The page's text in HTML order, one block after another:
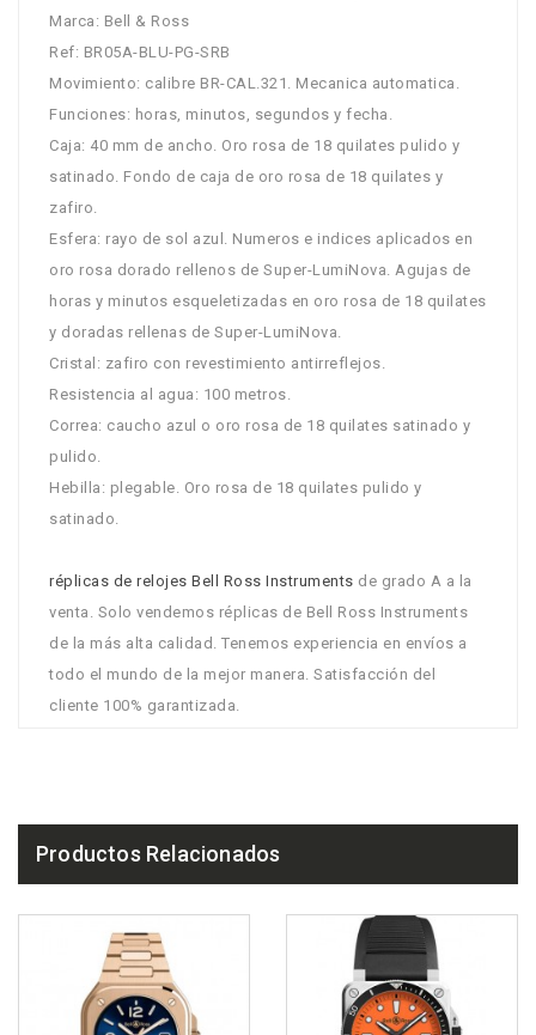
Marca: Bell & Ross
Ref: BR05A-BLU-PG-SRB
Movimiento: calibre BR-CAL.321. Mecanica automatica.
Funciones: horas, minutos, segundos y fecha.
Caja: 40 mm de ancho. Oro rosa de 18 quilates pulido y
satinado. Fondo de caja de oro rosa de 18 quilates y
zafiro.
Esfera: rayo de sol azul. Numeros e indices aplicados en
oro rosa dorado rellenos de Super-LumiNova. Agujas de
horas y minutos esqueletizadas en oro rosa de 18 quilates
y doradas rellenas de Super-LumiNova.
Cristal: zafiro con revestimiento antirreflejos.
Resistencia al agua: 100 metros.
Correa: caucho azul o oro rosa de 18 quilates satinado y
pulido.
Hebilla: plegable. Oro rosa de 18 quilates pulido y
satinado.
réplicas de relojes Bell Ross Instruments de grado A a la
venta. Solo vendemos réplicas de Bell Ross Instruments
de la más alta calidad. Tenemos experiencia en envíos a
todo el mundo de la mejor manera. Satisfacción del
cliente 100% garantizada.
Productos Relacionados